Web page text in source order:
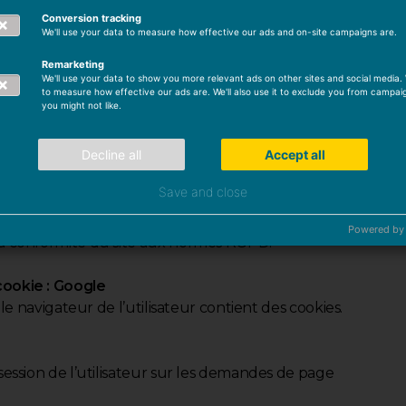
Tag Manager du site web conforme au RGPD. Le
explicite de l’utilisateur sur lequel les balises sont
visiteur a accepté la catégorie marketing dans la bande
conformité du site aux normes RGPD.
: Google
navigateur de l’utilisateur contient des cookies.
de l’utilisateur sur les demandes de page
Conversion tracking
We'll use your data to measure how effective our ads and on-site campaigns are.
Remarketing
We'll use your data to show you more relevant ads on other sites and social media.
to measure how effective our ads are. We'll also use it to exclude you from
you might not like.
Accept all
Decline all
Save and close
Powered by